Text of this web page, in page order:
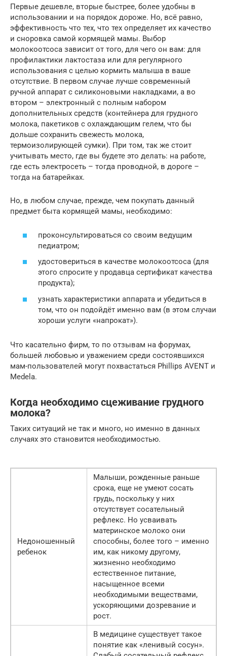
Первые дешевле, вторые быстрее, более удобны в
использовании и на порядок дороже. Но, всё равно,
эффективность что тех, что тех определяет их качество
и сноровка самой кормящей мамы. Выбор
молокоотсоса зависит от того, для чего он вам: для
профилактики лактостаза или для регулярного
использования с целью кормить малыша в ваше
отсутствие. В первом случае лучше современный
ручной аппарат с силиконовыми накладками, а во
втором – электронный с полным набором
дополнительных средств (контейнера для грудного
молока, пакетиков с охлаждающим гелем, что бы
дольше сохранить свежесть молока,
термоизолирующей сумки). При том, так же стоит
учитывать место, где вы будете это делать: на работе,
где есть электросеть – тогда проводной, в дороге –
тогда на батарейках.
Но, в любом случае, прежде, чем покупать данный
предмет быта кормящей мамы, необходимо:
проконсультироваться со своим ведущим
педиатром;
удостовериться в качестве молокоотсоса (для
этого спросите у продавца сертификат качества
продукта);
узнать характеристики аппарата и убедиться в
том, что он подойдёт именно вам (в этом случаи
хороши услуги «напрокат»).
Что касательно фирм, то по отзывам на форумах,
большей любовью и уважением среди состоявшихся
мам-пользователей могут похвастаться Phillips AVENT и
Medela.
Когда необходимо сцеживание грудного
молока?
Таких ситуаций не так и много, но именно в данных
случаях это становится необходимостью.
Недоношенный
ребенок
Малыши, рожденные раньше
срока, еще не умеют сосать
грудь, поскольку у них
отсутствует сосательный
рефлекс. Но усваивать
материнское молоко они
способны, более того – именно
им, как никому другому,
жизненно необходимо
естественное питание,
насыщенное всеми
необходимыми веществами,
ускоряющими дозревание и
рост.
В медицине существует такое
понятие как «ленивый сосун».